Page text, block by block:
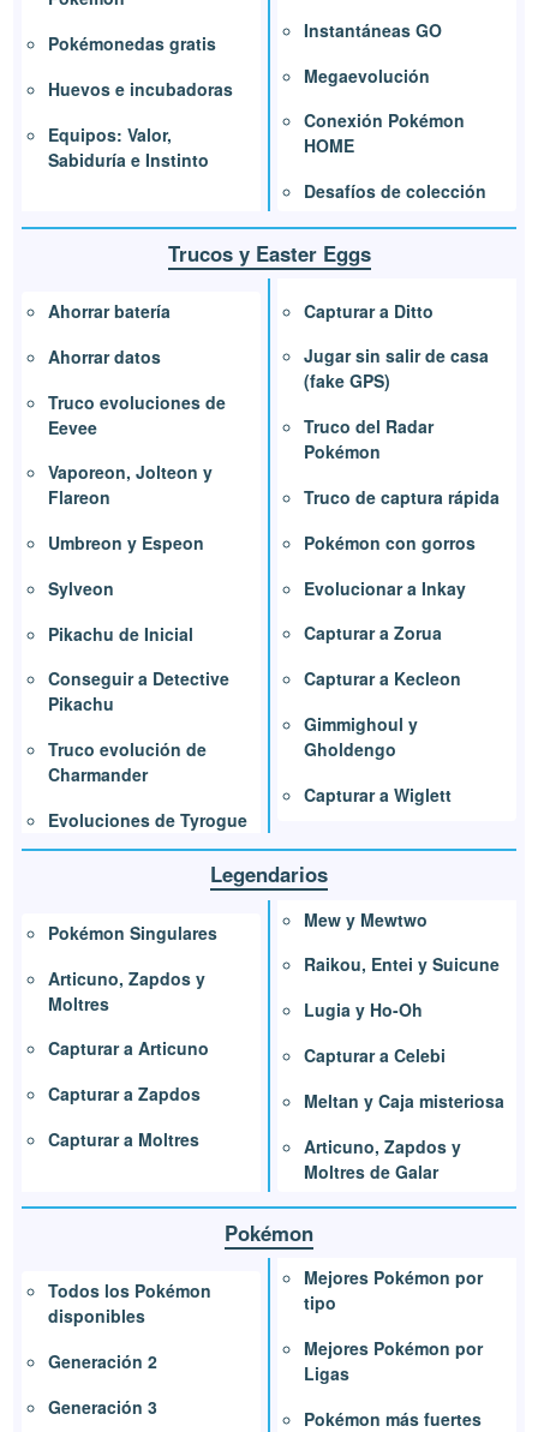
Pokémonedas gratis
Huevos e incubadoras
Equipos: Valor,
Sabiduría e Instinto
Instantáneas GO
Megaevolución
Conexión Pokémon
HOME
Desafíos de colección
Trucos y Easter Eggs
Ahorrar batería
Ahorrar datos
Truco evoluciones de
Eevee
Vaporeon, Jolteon y
Flareon
Umbreon y Espeon
Sylveon
Pikachu de Inicial
Conseguir a Detective
Pikachu
Truco evolución de
Charmander
Evoluciones de Tyrogue
Capturar a Ditto
Jugar sin salir de casa
(fake GPS)
Truco del Radar
Pokémon
Truco de captura rápida
Pokémon con gorros
Evolucionar a Inkay
Capturar a Zorua
Capturar a Kecleon
Gimmighoul y
Gholdengo
Capturar a Wiglett
Legendarios
Pokémon Singulares
Articuno, Zapdos y
Moltres
Capturar a Articuno
Capturar a Zapdos
Capturar a Moltres
Mew y Mewtwo
Raikou, Entei y Suicune
Lugia y Ho-Oh
Capturar a Celebi
Meltan y Caja misteriosa
Articuno, Zapdos y
Moltres de Galar
Pokémon
Todos los Pokémon
disponibles
Generación 2
Generación 3
Mejores Pokémon por
tipo
Mejores Pokémon por
Ligas
Pokémon más fuertes